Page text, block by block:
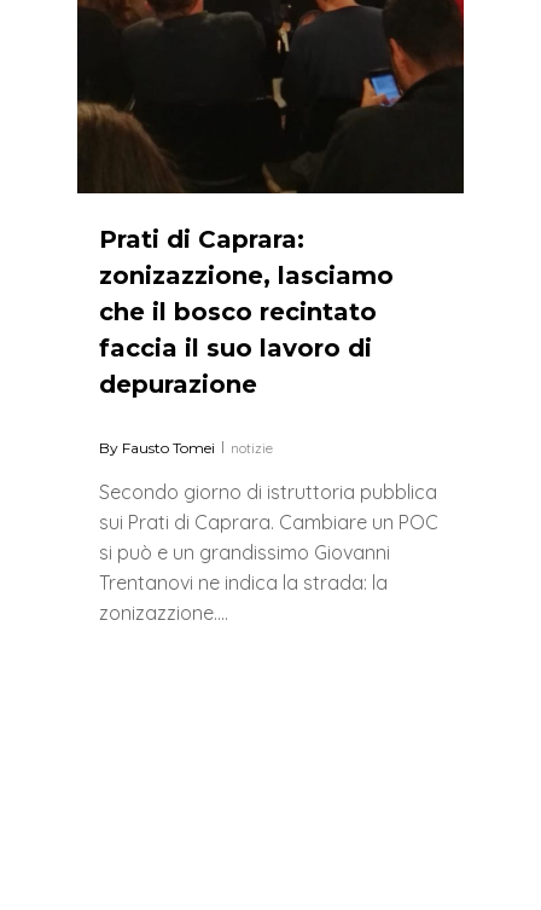
Prati di Caprara:
zonizazzione, lasciamo
che il bosco recintato
faccia il suo lavoro di
depurazione
By Fausto Tomei notizie
Secondo giorno di istruttoria pubblica
sui Prati di Caprara. Cambiare un POC
si può e un grandissimo Giovanni
Trentanovi ne indica la strada: la
zonizazzione….